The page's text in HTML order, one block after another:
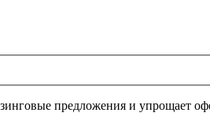
предложения и упрощает